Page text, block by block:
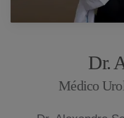
Dr.
Médico